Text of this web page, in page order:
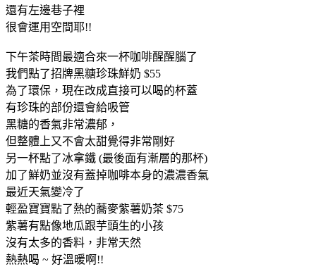
還有左邊巷子裡
很會運用空間耶!!
下午茶時間最適合來一杯咖啡醒醒腦了
我們點了招牌黑糖珍珠鮮奶 $55
為了環保，現在改成直接可以喝的杯蓋
有珍珠的部份還會給吸管
黑糖的香氣非常濃郁，
但整體上又不會太甜覺得非常剛好
另一杯點了冰拿鐵 (最後面有漸層的那杯)
加了鮮奶並沒有蓋掉咖啡本身的濃濃香氣
最近天氣變冷了
輕盈寶寶點了熱的蕎麥紫薯奶茶 $75
紫薯有點像地瓜跟芋頭生的小孩
沒有太多的香料，非常天然
熱熱喝 ~ 好溫暖啊!!